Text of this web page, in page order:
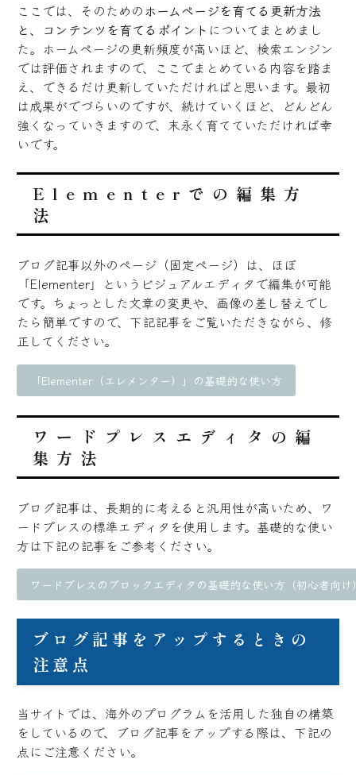
ここでは、そのためのホームページを育てる更新方法
と、コンテンツを育てるポイント についてまとめまし
た。ホームページの更新頻度が高いほど、検索エンジン
では評価されますので、ここでまとめている内容を踏ま
え、できるだけ更新していただければと思います。最初
は成果がでづらいのですが、続けていくほど、どんどん
強くなっていきますので、末永く育てていただければ幸
いです。
Elementerでの編集方
法
ブログ記事以外のページ（固定ページ）は、ほぼ
「Elementer」というビジュアルエディタで編集が可能
です。ちょっとした文章の変更や、画像の差し替えでし
たら簡単ですので、下記記事をご覧いただきながら、修
正してください。
「Elementer（エレメンター）」の基礎的な使い方
ワードプレスエディタの編
集方法
ブログ記事は、長期的に考えると汎用性が高いため、ワ
ードプレスの標準エディタを使用します。基礎的な使い
方は下記の記事をご参考ください。
ワードプレスのブロックエディタの基礎的な使い方（初心者向け
ブログ記事をアップするときの
注意点
当サイトでは、海外のプログラムを活用した独自の構築
をしているので、ブログ記事をアップする際は、下記の
点にご注意ください。